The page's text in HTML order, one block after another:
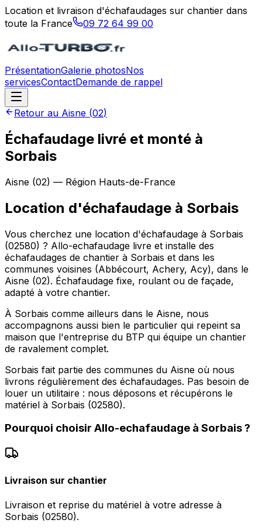
Location et livraison d'échafaudages sur chantier dans
toute la France
09 72 64 99 00
PrésentationGalerie photosNos
servicesContactDemande de rappel
Retour au Aisne (02)
Échafaudage livré et monté à
Sorbais
Aisne (02) — Région Hauts-de-France
Location d'échafaudage à Sorbais
Vous cherchez une location d'échafaudage à Sorbais
(02580) ? Allo-echafaudage livre et installe des
échafaudages de chantier à Sorbais et dans les
communes voisines (Abbécourt, Achery, Acy), dans le
Aisne (02). Échafaudage fixe, roulant ou de façade,
adapté à votre chantier.
À Sorbais comme ailleurs dans le Aisne, nous
accompagnons aussi bien le particulier qui repeint sa
maison que l'entreprise du BTP qui équipe un chantier
de ravalement complet.
Sorbais fait partie des communes du Aisne où nous
livrons régulièrement des échafaudages. Pas besoin de
louer un utilitaire : nous déposons et récupérons le
matériel à Sorbais (02580).
Pourquoi choisir Allo-echafaudage à Sorbais?
Livraison sur chantier
Livraison et reprise du matériel à votre adresse à
Sorbais (02580).